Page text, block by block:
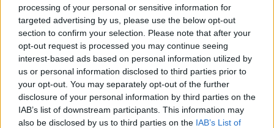
processing of your personal or sensitive information for
targeted advertising by us, please use the below opt-out
section to confirm your selection. Please note that after your
opt-out request is processed you may continue seeing
interest-based ads based on personal information utilized by
us or personal information disclosed to third parties prior to
your opt-out. You may separately opt-out of the further
disclosure of your personal information by third parties on the
IAB’s list of downstream participants. This information may
also be disclosed by us to third parties on the IAB’s List of
Μετά την Κοζάνη, «έρχεται» και η Ρουμανία:
Στα σχέδια της ΔΕΗ ένα δεύτερο data center –